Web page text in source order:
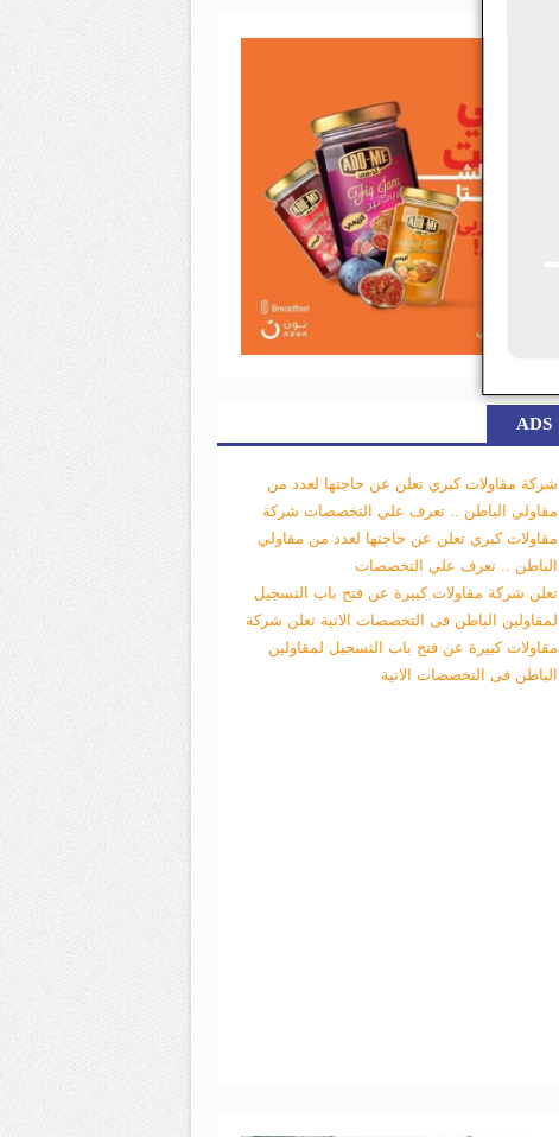
ADS
شركة مقاولات كبري تعلن عن حاجتها لعدد من
مقاولي الباطن .. تعرف علي التخصصات شركة
مقاولات كبري تعلن عن حاجتها لعدد من مقاولي
الباطن .. تعرف علي التخصصات
تعلن شركة مقاولات كبيرة عن فتح باب التسجيل
لمقاولين الباطن فى التخصصات الاتية تعلن شركة
مقاولات كبيرة عن فتح باب التسجيل لمقاولين
الباطن فى التخصصات الاتية